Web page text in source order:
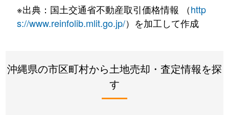
※出典：国土交通省不動産取引価格情報 （http
s://www.reinfolib.mlit.go.jp/）を加工して作成
沖縄県の市区町村から土地売却・査定情報を探
す